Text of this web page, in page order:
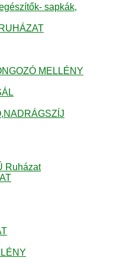
sapkák,
MELLÉNY
Ruházat